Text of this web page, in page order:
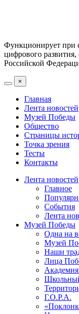
Функционирует при
цифрового
Российской
×
Главная
Лента новостей
Музей Победы
Общество
Страницы
Точка зрения
Тесты
Контакты
Лента новостей
Главное
События
Лента
Музей Победы
Одна на
Музей
Наши
Лица
Г.О.Р.А.